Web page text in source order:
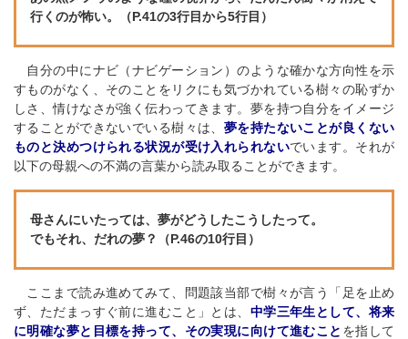
行くのが怖い。（P.41の3行目から5行目）
自分の中にナビ（ナビゲーション）のような確かな方向性を示
すものがなく、そのことをリクにも気づかれている樹々の恥ずか
しさ、情けなさが強く伝わってきます。夢を持つ自分をイメージ
することができないでいる樹々は、 夢を持たないことが良くない
ものと決めつけられる状況が受け入れられないでいます。それが
以下の母親への不満の言葉から読み取ることができます。
母さんにいたっては、夢がどうしたこうしたって。
でもそれ、だれの夢？（P.46の10行目）
ここまで読み進めてみて、問題該当部で樹々が言う「足を止め
ず、ただまっすぐ前に進むこと」とは、 中学三年生として、将来
に明確な夢と目標を持って、その実現に向けて進むこと を指して